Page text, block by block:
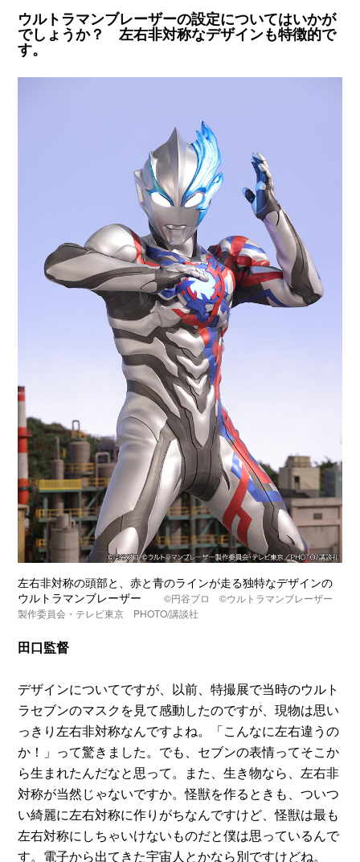
ウルトラマンブレーザーの設定についてはいかが
でしょうか？ 左右非対称なデザインも特徴的で
す。
左右非対称の頭部と、赤と青のラインが走る独特なデザインの
ウルトラマンブレーザー©円谷プロ ©ウルトラマンブレーザー
製作委員会・テレビ東京 PHOTO/講談社
田口監督
デザインについてですが、以前、特撮展で当時のウルト
ラセブンのマスクを見て感動したのですが、現物は思い
っきり左右非対称なんですよね。「こんなに左右違うの
か！」って驚きました。でも、セブンの表情ってそこか
ら生まれたんだなと思って。また、生き物なら、左右非
対称が当然じゃないですか。怪獣を作るときも、ついつ
い綺麗に左右対称に作りがちなんですけど、怪獣は最も
左右対称にしちゃいけないものだと僕は思っているんで
す。電子から出てきた宇宙人とかなら別ですけどね。